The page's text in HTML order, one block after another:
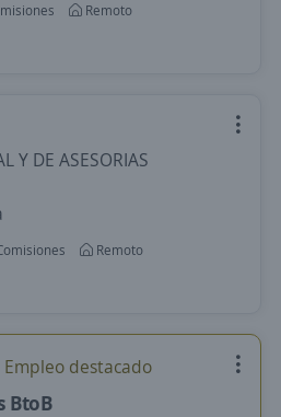
Remoto
Y DE ASESORIAS
Remoto
Empleo destacado
BtoB